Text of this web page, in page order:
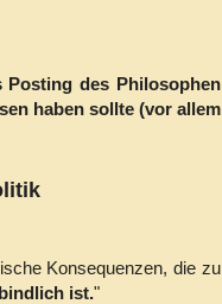
Posting des Philosophen
haben sollte (vor allem
Konsequenzen, die zu
ist."